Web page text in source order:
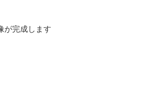
が完成します